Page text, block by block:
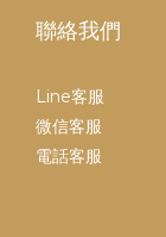
聯絡我們
Line客服
微信客服
電話客服